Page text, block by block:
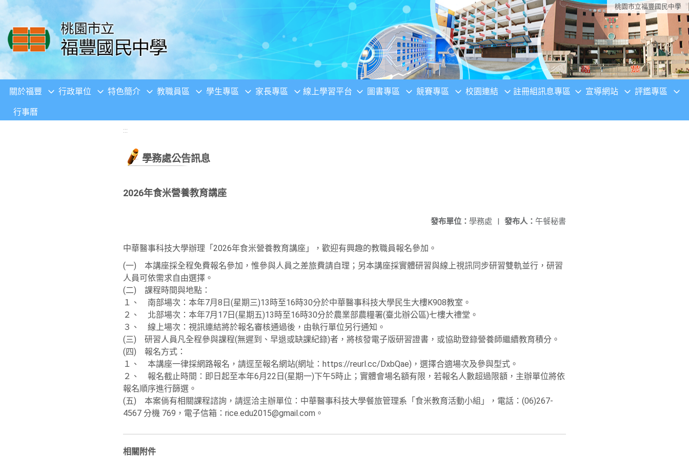
移至網頁之主要內容區位置 桃園市立福豐國民中學
關於福豐 行政單位 特色簡介 教職員區 學生專區 家長專區 線上學習平台 圖書專區 競賽專區 校園連結 註冊組訊息專區 宣導網站 評鑑專區
行事曆
:::
學務處公告訊息
2026年食米營養教育講座
發布人： 午餐秘書
發布單位： 學務處 |
中華醫事科技大學辦理「2026年食米營養教育講座」，歡迎有興趣的教職員報名參加。
(一) 本講座採全程免費報名參加，惟參與人員之差旅費請自理；另本講座採實體研習與線上視訊同步研習雙軌並行，研習
人員可依需求自由選擇。
(二) 課程時間與地點：
１、 南部場次：本年7月8日(星期三)13時至16時30分於中華醫事科技大學民生大樓K908教室。
２、 北部場次：本年7月17日(星期五)13時至16時30分於農業部農糧署(臺北辦公區)七樓大禮堂。
３、 線上場次：視訊連結將於報名審核通過後，由執行單位另行通知。
(三) 研習人員凡全程參與課程(無遲到、早退或缺課紀錄)者，將核發電子版研習證書，或協助登錄營養師繼續教育積分。
(四) 報名方式：
１、 本講座一律採網路報名，請逕至報名網站(網址：https://reurl.cc/DxbQae)，選擇合適場次及參與型式。
２、 報名截止時間：即日起至本年6月22日(星期一)下午5時止；實體會場名額有限，若報名人數超過限額，主辦單位將依
報名順序進行篩選。
(五) 本案倘有相關課程諮詢，請逕洽主辦單位：中華醫事科技大學餐旅管理系「食米教育活動小組」，電話：(06)267-
4567 分機 769，電子信箱：rice.edu2015@gmail.com。
相關附件